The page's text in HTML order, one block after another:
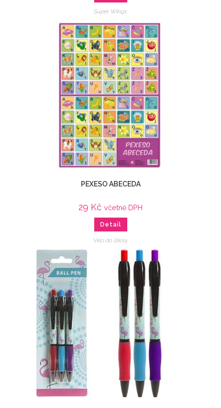
Super Wings
PEXESO ABECEDA
29 Kč včetně DPH
Detail
Věci do školy